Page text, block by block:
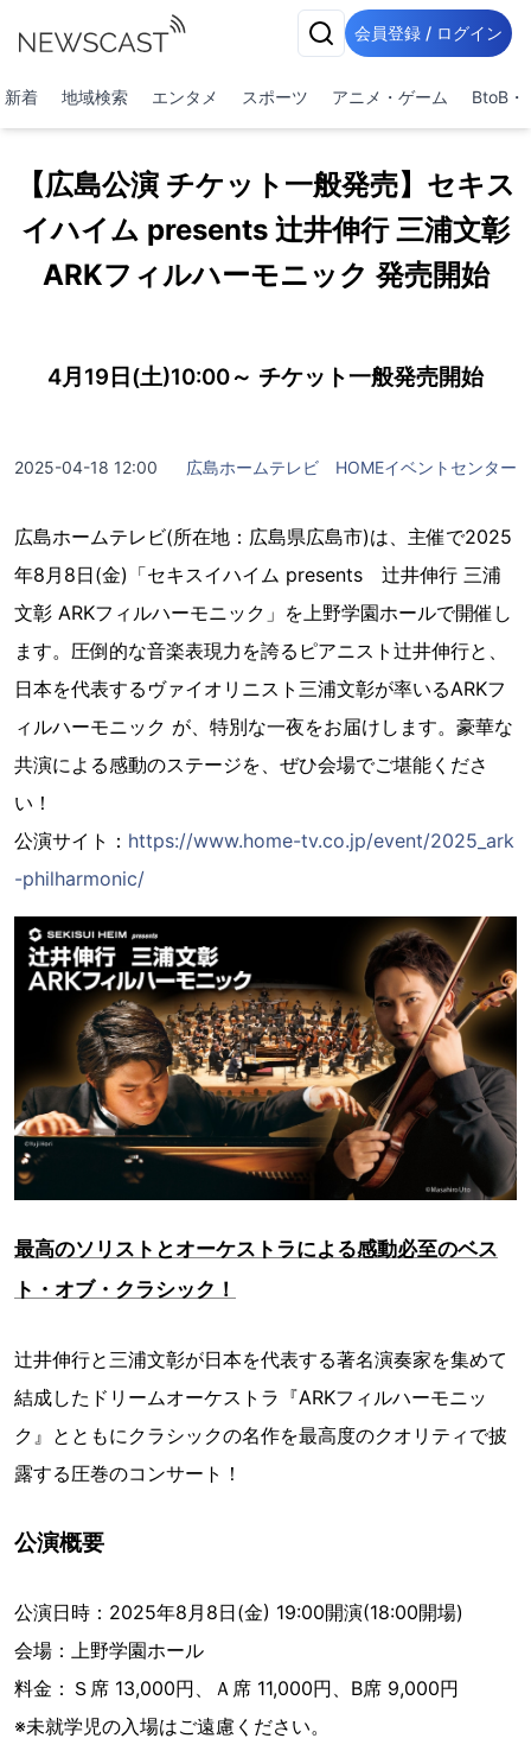
会員登録 / ログイン
新着 地域検索 エンタメ スポーツ アニメ・ゲーム BtoB・
【広島公演 チケット一般発売】セキス
イハイム presents 辻井伸行 三浦文彰
ARKフィルハーモニック 発売開始
4月19日(土)10:00～ チケット一般発売開始
2025-04-18 12:00 広島ホームテレビ HOMEイベントセンター
広島ホームテレビ(所在地：広島県広島市)は、主催で2025
年8月8日(金)「セキスイハイム presents 辻井伸行 三浦
文彰 ARKフィルハーモニック」を上野学園ホールで開催し
ます。圧倒的な音楽表現力を誇るピアニスト辻井伸行と、
日本を代表するヴァイオリニスト三浦文彰が率いるARKフ
ィルハーモニック が、特別な一夜をお届けします。豪華な
共演による感動のステージを、ぜひ会場でご堪能くださ
い！
公演サイト： https://www.home-tv.co.jp/event/2025_ark
-philharmonic/
最高のソリストとオーケストラによる感動必至のベス
ト・オブ・クラシック！
辻井伸行と三浦文彰が日本を代表する著名演奏家を集めて
結成したドリームオーケストラ『ARKフィルハーモニッ
ク』とともにクラシックの名作を最高度のクオリティで披
露する圧巻のコンサート！
公演概要
公演日時：2025年8月8日(金) 19:00開演(18:00開場)
会場：上野学園ホール
料金：Ｓ席 13,000円、Ａ席 11,000円、B席 9,000円
※未就学児の入場はご遠慮ください。